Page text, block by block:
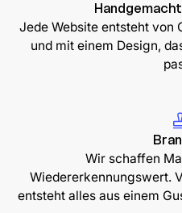
Jede Website entsteht von
und mit einem Design,
Wir schaffen
Wiedererkennungswert.
entsteht alles aus einem